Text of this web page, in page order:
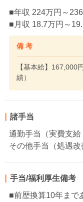
■年収 224万円～
■月収 18.7万円～
備 考
【基本給】167,000
績）
諸手当
通勤手当（実費支給
その他手当（処遇改
手当/福利厚生備考
■前歴換算10年まで